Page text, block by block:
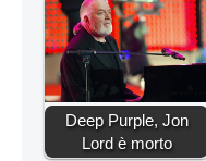
Deep Purple, Jon
Lord è morto